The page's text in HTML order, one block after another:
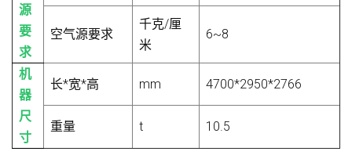
源
要
求
空气源要求
千克/厘
米
6~8
机
器
尺
寸
长*宽*高 mm 4700*2950*2766
重量 t 10.5